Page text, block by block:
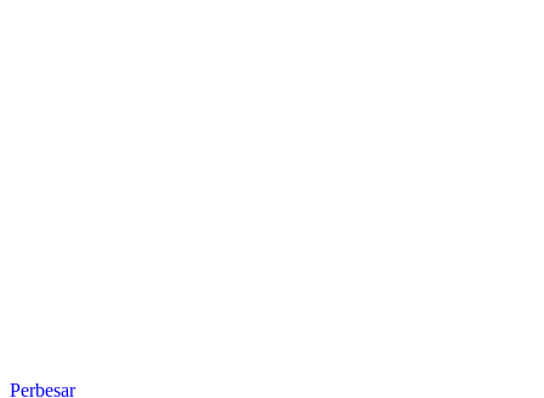
Perbesar